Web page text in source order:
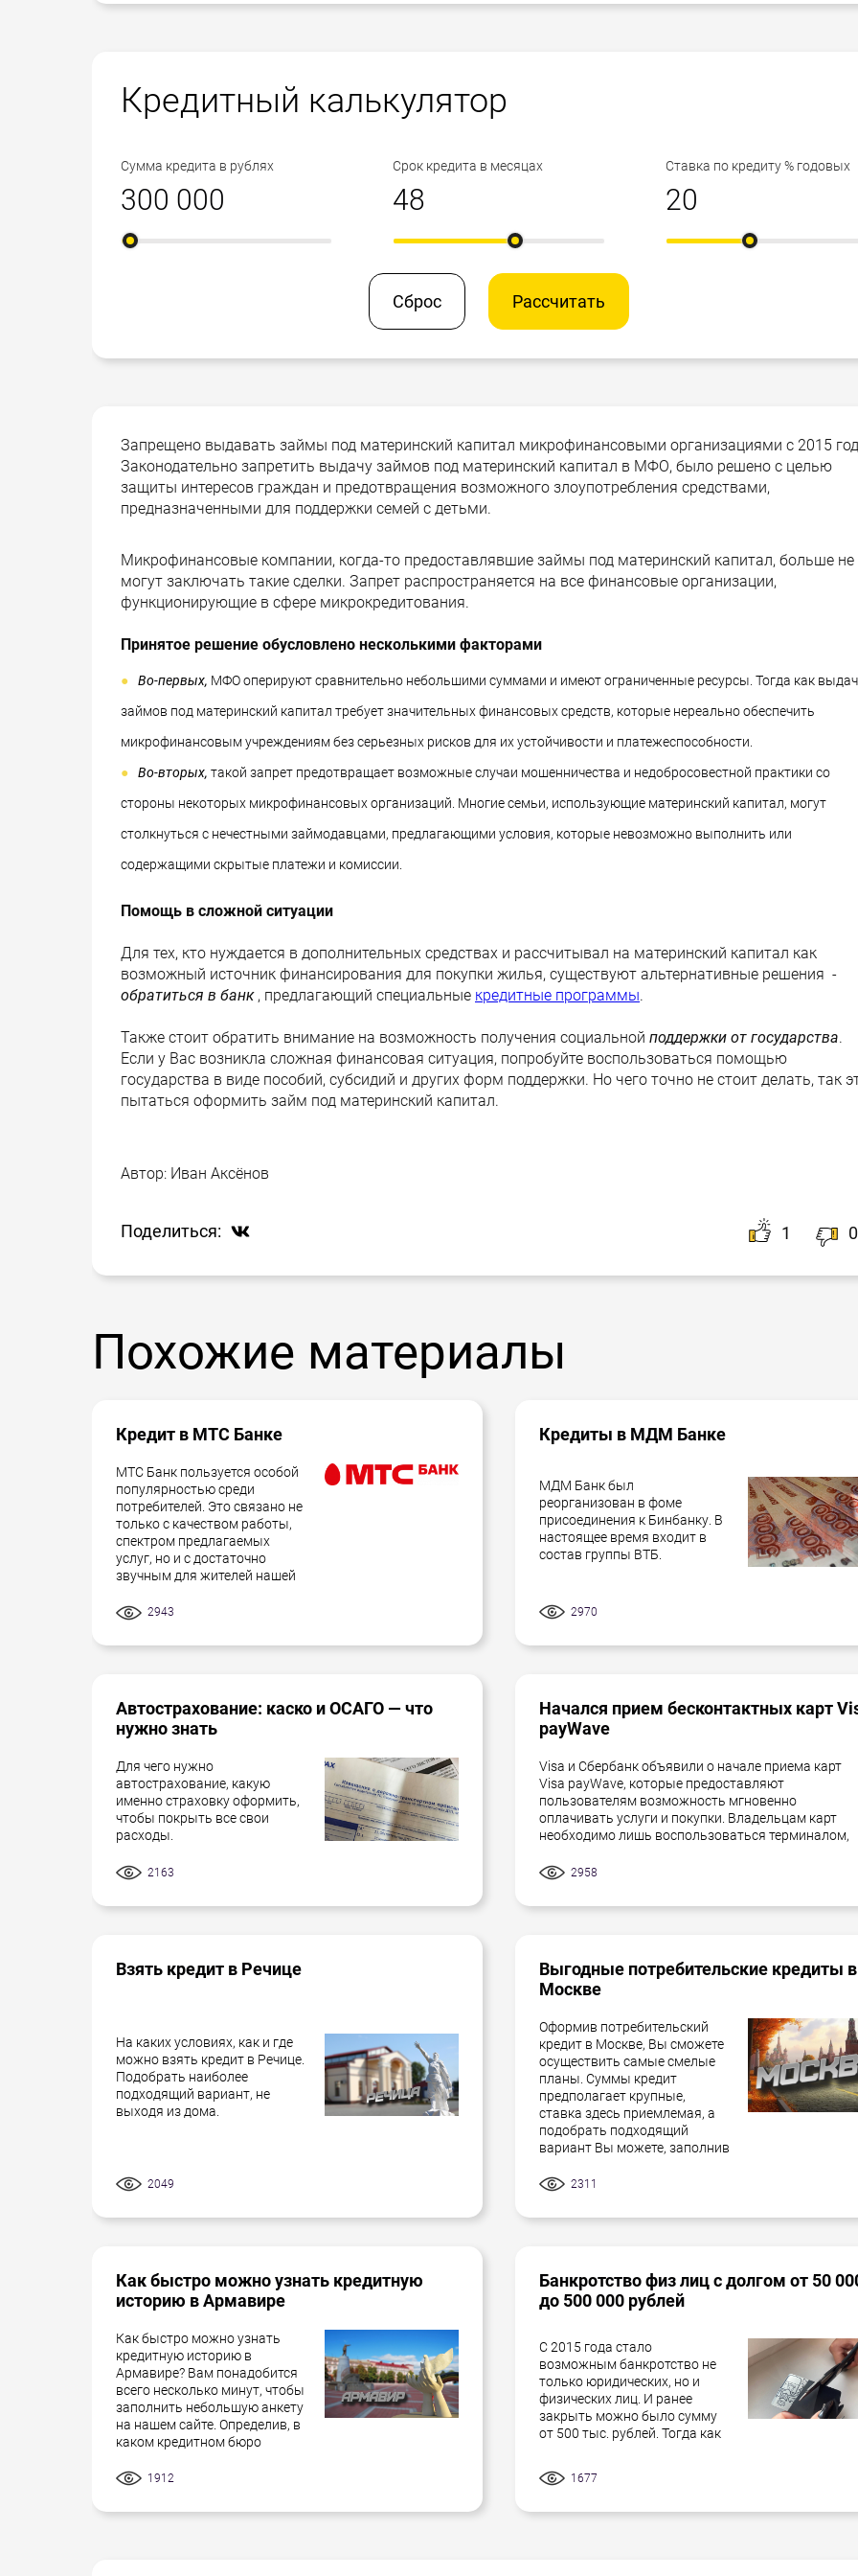
Кредитный калькулятор
Сумма кредита в рублях Срок кредита в месяцах Ставка по кредиту % годовых
Сброс Рассчитать
Запрещено выдавать займы под материнский капитал микрофинансовыми организациями с 2015
Законодательно запретить выдачу займов под материнский капитал в МФО, было решено с целью
защиты интересов граждан и предотвращения возможного злоупотребления средствами,
предназначенными для поддержки семей с детьми.
Микрофинансовые компании, когда-то предоставлявшие займы под материнский капитал, больше не
могут заключать такие сделки. Запрет распространяется на все финансовые организации,
функционирующие в сфере микрокредитования.
Принятое решение обусловлено несколькими факторами
Во-первых, МФО оперируют сравнительно небольшими суммами и имеют ограниченные ресурсы. Тогда как
займов под материнский капитал требует значительных финансовых средств, которые нереально обеспечить
микрофинансовым учреждениям без серьезных рисков для их устойчивости и платежеспособности.
Во-вторых, такой запрет предотвращает возможные случаи мошенничества и недобросовестной практики со
стороны некоторых микрофинансовых организаций. Многие семьи, использующие материнский капитал, могут
столкнуться с нечестными займодавцами, предлагающими условия, которые невозможно выполнить или
содержащими скрытые платежи и комиссии.
Помощь в сложной ситуации
Для тех, кто нуждается в дополнительных средствах и рассчитывал на материнский капитал как
возможный источник финансирования для покупки жилья, существуют альтернативные решения -
обратиться в банк , предлагающий специальные кредитные программы.
Также стоит обратить внимание на возможность получения социальной поддержки от государства.
Если у Вас возникла сложная финансовая ситуация, попробуйте воспользоваться помощью
государства в виде пособий, субсидий и других форм поддержки. Но чего точно не стоит делать, так
пытаться оформить займ под материнский капитал.
Автор: Иван Аксёнов
Поделиться: 1 0
Похожие материалы
Кредит в МТС Банке
МТС Банк пользуется особой
популярностью среди
потребителей. Это связано не
только с качеством работы,
спектром предлагаемых
услуг, но и с достаточно
звучным для жителей нашей
2943
Кредиты в МДМ Банке
МДМ Банк был
реорганизован в фоме
присоединения к Бинбанку. В
настоящее время входит в
состав группы ВТБ.
2970
Автострахование: каско и ОСАГО — что
нужно знать
Для чего нужно
автострахование, какую
именно страховку оформить,
чтобы покрыть все свои
расходы.
2163
Начался прием бесконтактных карт
payWave
Visa и Сбербанк объявили о начале приема карт
Visa payWave, которые предоставляют
пользователям возможность мгновенно
оплачивать услуги и покупки. Владельцам карт
необходимо лишь воспользоваться терминалом,
2958
Взять кредит в Речице
На каких условиях, как и где
можно взять кредит в Речице.
Подобрать наиболее
подходящий вариант, не
выходя из дома.
2049
Выгодные потребительские кредиты в
Москве
Оформив потребительский
кредит в Москве, Вы сможете
осуществить самые смелые
планы. Суммы кредит
предполагает крупные,
ставка здесь приемлемая, а
подобрать подходящий
вариант Вы можете, заполнив
2311
Как быстро можно узнать кредитную
историю в Армавире
Как быстро можно узнать
кредитную историю в
Армавире? Вам понадобится
всего несколько минут, чтобы
заполнить небольшую анкету
на нашем сайте. Определив, в
каком кредитном бюро
1912
Банкротство физ лиц с долгом от 50
до 500 000 рублей
С 2015 года стало
возможным банкротство не
только юридических, но и
физических лиц. И ранее
закрыть можно было сумму
от 500 тыс. рублей. Тогда как
1677